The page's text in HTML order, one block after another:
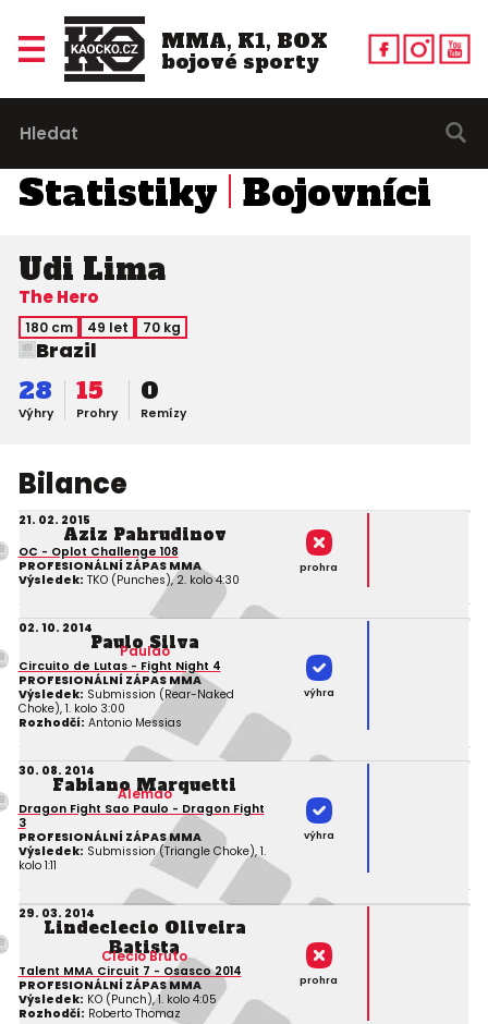
MMA, K1, BOX
bojové sporty
Statistiky Bojovníci
Udi Lima
The Hero
180 cm 49 let 70 kg
Brazil
Výhry
28
Prohry
15
Remízy
0
Bilance
21. 02. 2015
Aziz Pahrudinov
OC - Oplot Challenge 108
PROFESIONÁLNÍ ZÁPAS MMA
Výsledek: TKO (Punches), 2. kolo 4:30
prohra
02. 10. 2014
Paulo Silva
Paulao
Circuito de Lutas - Fight Night 4
PROFESIONÁLNÍ ZÁPAS MMA
Výsledek: Submission (Rear-Naked
Choke), 1. kolo 3:00
Rozhodčí: Antonio Messias
výhra
30. 08. 2014
Fabiano Marquetti
Alemao
Dragon Fight Sao Paulo - Dragon Fight
3
PROFESIONÁLNÍ ZÁPAS MMA
Výsledek: Submission (Triangle Choke), 1.
kolo 1:11
výhra
29. 03. 2014
Lindeclecio Oliveira
Batista
Clecio Bruto
Talent MMA Circuit 7 - Osasco 2014
PROFESIONÁLNÍ ZÁPAS MMA
Výsledek: KO (Punch), 1. kolo 4:05
Rozhodčí: Roberto Thomaz
prohra